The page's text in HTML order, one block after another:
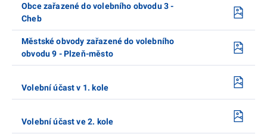
Obce zařazené do volebního obvodu 3 -
Cheb
Městské obvody zařazené do volebního
obvodu 9 - Plzeň-město
Volební účast v 1. kole
Volební účast ve 2. kole